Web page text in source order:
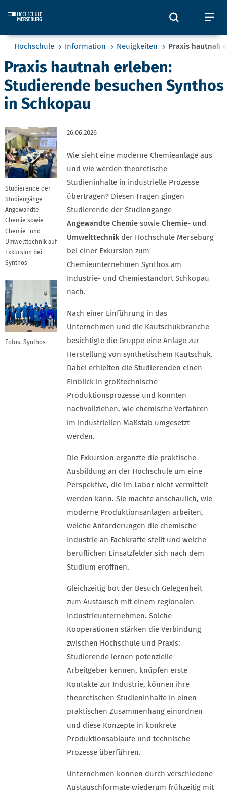
Öffnet
Sie befinden sich hier:
Hochschule Information Neuigkeiten Praxis hautnah
Praxis hautnah erleben:
Studierende besuchen Synthos
in Schkopau
Studierende der
Studiengänge
Angewandte
Chemie sowie
Chemie- und
Umwelttechnik auf
Exkursion bei
Synthos
Fotos: Synthos
26.06.2026
Wie sieht eine moderne Chemieanlage aus
und wie werden theoretische
Studieninhalte in industrielle Prozesse
übertragen? Diesen Fragen gingen
Studierende der Studiengänge
Angewandte Chemie sowie Chemie- und
Umwelttechnik der Hochschule Merseburg
bei einer Exkursion zum
Chemieunternehmen Synthos am
Industrie- und Chemiestandort Schkopau
nach.
Nach einer Einführung in das
Unternehmen und die Kautschukbranche
besichtigte die Gruppe eine Anlage zur
Herstellung von synthetischem Kautschuk.
Dabei erhielten die Studierenden einen
Einblick in großtechnische
Produktionsprozesse und konnten
nachvollziehen, wie chemische Verfahren
im industriellen Maßstab umgesetzt
werden.
Die Exkursion ergänzte die praktische
Ausbildung an der Hochschule um eine
Perspektive, die im Labor nicht vermittelt
werden kann. Sie machte anschaulich, wie
moderne Produktionsanlagen arbeiten,
welche Anforderungen die chemische
Industrie an Fachkräfte stellt und welche
beruflichen Einsatzfelder sich nach dem
Studium eröffnen.
Gleichzeitig bot der Besuch Gelegenheit
zum Austausch mit einem regionalen
Industrieunternehmen. Solche
Kooperationen stärken die Verbindung
zwischen Hochschule und Praxis:
Studierende lernen potenzielle
Arbeitgeber kennen, knüpfen erste
Kontakte zur Industrie, können ihre
theoretischen Studieninhalte in einen
praktischen Zusammenhang einordnen
und diese Konzepte in konkrete
Produktionsabläufe und technische
Prozesse überführen.
Unternehmen können durch verschiedene
Austauschformate wiederum frühzeitig mit